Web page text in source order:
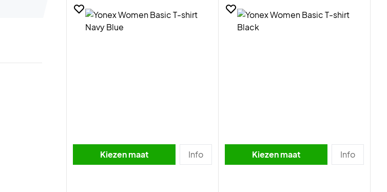
Kiezen maat Info Kiezen maat Info